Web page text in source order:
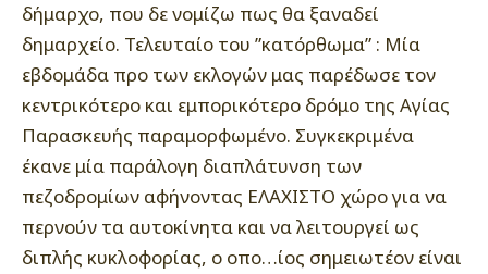
δήμαρχο, που δε νομίζω πως θα ξαναδεί
δημαρχείο. Τελευταίο του ”κατόρθωμα” : Μία
εβδομάδα προ των εκλογών μας παρέδωσε τον
κεντρικότερο και εμπορικότερο δρόμο της Αγίας
Παρασκευής παραμορφωμένο. Συγκεκριμένα
έκανε μία παράλογη διαπλάτυνση των
πεζοδρομίων αφήνοντας ΕΛΑΧΙΣΤΟ χώρο για να
περνούν τα αυτοκίνητα και να λειτουργεί ως
διπλής κυκλοφορίας, ο οπο…ίος σημειωτέον είναι